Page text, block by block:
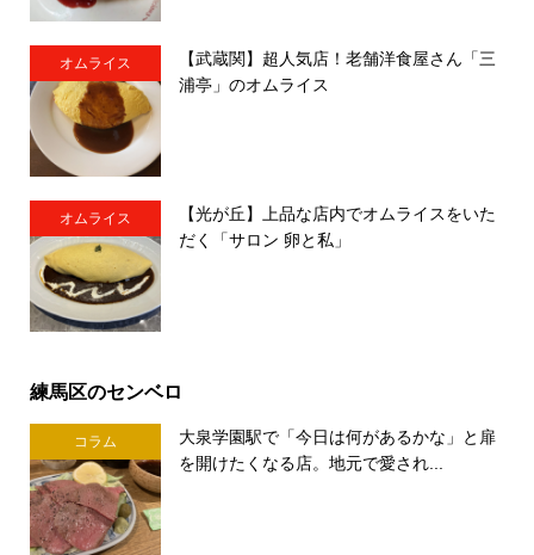
オムライス
【武蔵関】超人気店！老舗洋食屋さん「三
浦亭」のオムライス
オムライス
【光が丘】上品な店内でオムライスをいた
だく「サロン 卵と私」
練馬区のセンベロ
コラム
大泉学園駅で「今日は何があるかな」と扉
を開けたくなる店。地元で愛され...